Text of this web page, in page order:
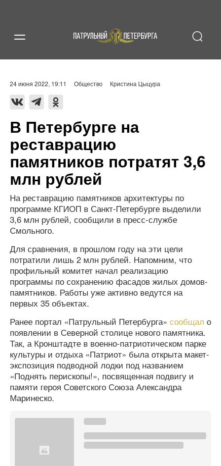
24 июня 2022, 19:11 Общество Кристина Цыцура
В Петербурге на
реставрацию
памятников потратят 3,6
млн рублей
На реставрацию памятников архитектуры по
программе КГИОП в Санкт-Петербурге выделили
3,6 млн рублей, сообщили в пресс-службе
Смольного.
Для сравнения, в прошлом году на эти цели
потратили лишь 2 млн рублей. Напомним, что
профильный комитет начал реализацию
программы по сохранению фасадов жилых домов-
памятников. Работы уже активно ведутся на
первых 35 объектах.
Ранее портал «Патрульный Петербурга» сообщал о
появлении в Северной столице нового памятника.
Так, а Кронштадте в военно-патриотическом парке
культуры и отдыха «Патриот» была открыта макет-
экспозиция подводной лодки под названием
«Поднять перископы!», посвященная подвигу и
памяти героя Советского Союза Александра
Маринеско.